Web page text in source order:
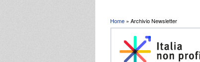
Tu sei qui
Home » Archivio Newsletter